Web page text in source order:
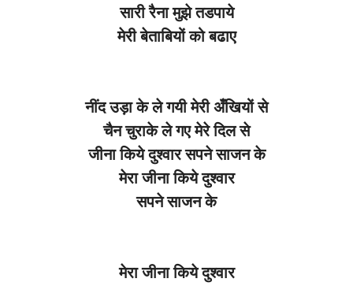
सारी रैना मुझे तडपाये
मेरी बेताबियों को बढाए
नींद उड़ा के ले गयी मेरी अँखियों से
चैन चुराके ले गए मेरे दिल से
जीना किये दुश्वार सपने साजन के
मेरा जीना किये दुश्वार
सपने साजन के
मेरा जीना किये दुश्वार